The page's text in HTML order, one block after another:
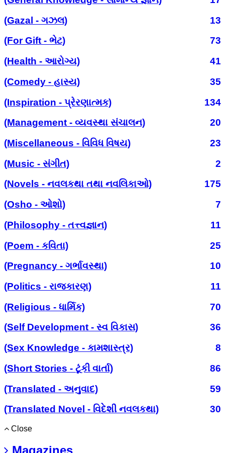
(Gazal - ગઝલ)
13
(For Gift - ભેટ)
73
(Health - આરોગ્ય)
41
(Comedy - હાસ્ય)
35
(Inspiration - પ્રેરણાત્મક)
134
(Management - વ્યવસ્થા સંચાલન)
20
(Miscellaneous - વિવિધ વિષય)
23
(Music - સંગીત)
2
(Novels - નવલકથા તથા નવલિકાઓ)
175
(Osho - ઓશો)
7
(Philosophy - તત્ત્વજ્ઞાન)
11
(Poem - કવિતા)
25
(Pregnancy - ગર્ભાવસ્થા)
10
(Politics - રાજકારણ)
11
(Religious - ધાર્મિક)
70
(Self Development - સ્વ વિકાસ)
36
(Sex Knowledge - કામશાસ્ત્ર)
8
(Short Stories - ટૂંકી વાર્તા)
86
(Translated - અનુવાદ)
59
(Translated Novel - વિદેશી નવલકથા)
30
Close
Magazines